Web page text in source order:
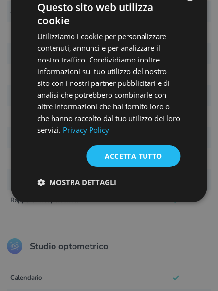
Afflussi, deflussi, reddito
Le 10 vendite più alte
Prodotti più popolari
Reporting giornaliero
Rapporto sul saldo delle scorte
Relazione generale per periodo
Rapporto dettagliato dell'ordine
Rapporto lenti ordinato
Rapporto dettagliato sulle vendite
Rapporto del personale
Studio optometrico
Calendario
POLISH
GERMAN
SPANISH
FRENCH
CROATIAN
LITHUANIAN
TURKISH
Questo sito web utilizza
cookie
Utilizziamo i cookie per personalizzare
contenuti, annunci e per analizzare il
nostro traffico. Condividiamo inoltre
informazioni sul tuo utilizzo del nostro
sito con i nostri partner pubblicitari e di
analisi che potrebbero combinarle con
altre informazioni che hai fornito loro o
che hanno raccolto dal tuo utilizzo dei loro
servizi. Privacy Policy
ACCETTA TUTTO
MOSTRA DETTAGLI